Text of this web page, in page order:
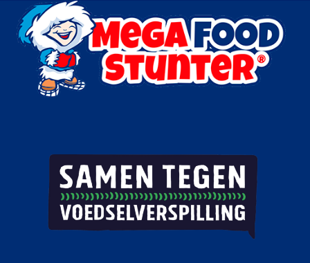
Categorieën:Snacks